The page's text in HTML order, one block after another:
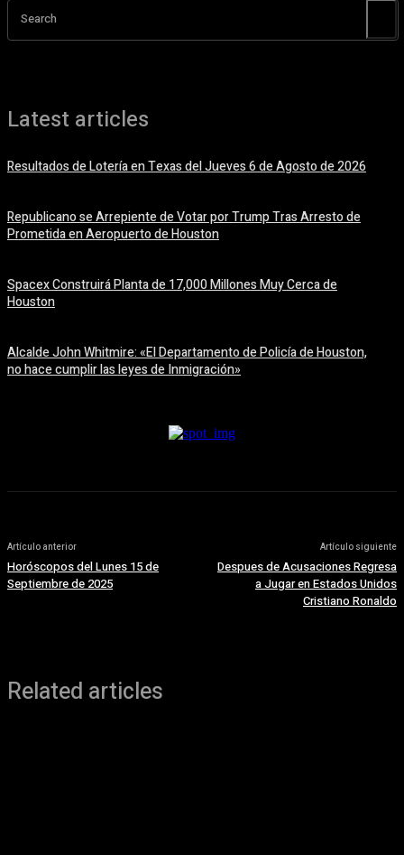
Search
Latest articles
Resultados de Lotería en Texas del Jueves 6 de Agosto de 2026
Republicano se Arrepiente de Votar por Trump Tras Arresto de
Prometida en Aeropuerto de Houston
Spacex Construirá Planta de 17,000 Millones Muy Cerca de
Houston
Alcalde John Whitmire: «El Departamento de Policía de Houston,
no hace cumplir las leyes de Inmigración»
Artículo anterior
Horóscopos del Lunes 15 de
Septiembre de 2025
Artículo siguiente
Despues de Acusaciones Regresa
a Jugar en Estados Unidos
Cristiano Ronaldo
Related articles